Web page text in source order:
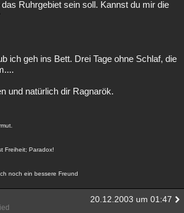
Ruhrgebiet sein soll. Kannst du mir die
ich geh ins Bett. Drei Tage ohne Schlaf, die
und natürlich dir Ragnarök.
Freiheit; Paradox!
noch ein bessere Freund
20.12.2003 um 01:47